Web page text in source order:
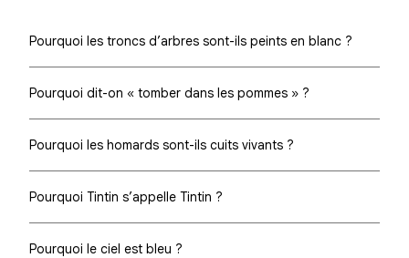
Pourquoi les troncs d’arbres sont-ils peints en blanc ?
Pourquoi dit-on « tomber dans les pommes » ?
Pourquoi les homards sont-ils cuits vivants ?
Pourquoi Tintin s’appelle Tintin ?
Pourquoi le ciel est bleu ?